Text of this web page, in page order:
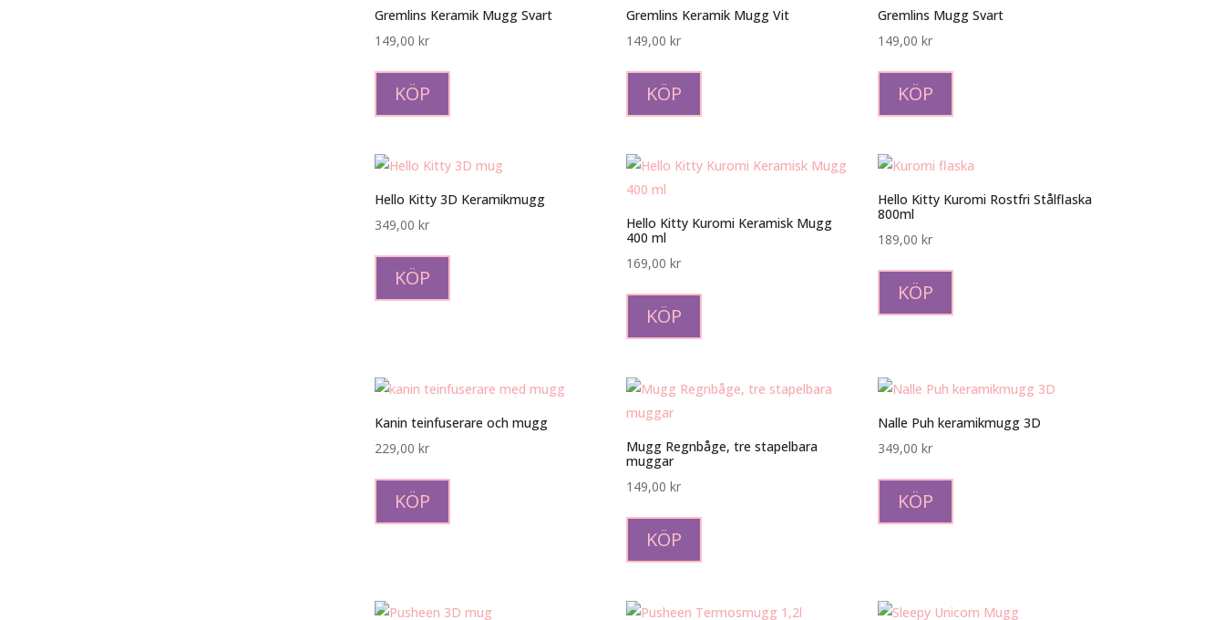
Gremlins Keramik Mugg Svart
149,00kr
KÖP
Gremlins Keramik Mugg Vit
149,00kr
KÖP
Gremlins Mugg Svart
149,00 kr
KÖP
Hello Kitty 3D Keramikmugg
349,00kr
KÖP
Hello Kitty Kuromi Keramisk Mugg
400 ml
169,00kr
KÖP
Hello Kitty Kuromi Rostfri Stålflaska
800ml
189,00 kr
KÖP
Kanin teinfuserare och mugg
229,00kr
KÖP
Mugg Regnbåge, tre stapelbara
muggar
149,00kr
KÖP
Nalle Puh keramikmugg 3D
349,00 kr
KÖP